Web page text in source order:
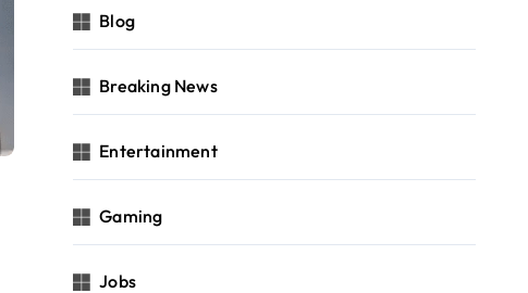
Blog
Breaking News
Entertainment
Gaming
Jobs